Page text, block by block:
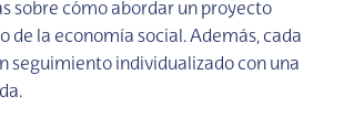
sobre cómo abordar un proyecto
de la economía social. Además, cada
seguimiento individualizado con una